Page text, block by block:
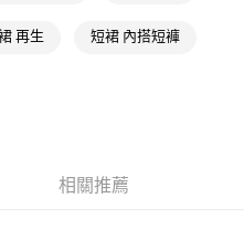
再生 短裙 內搭短褲
相關推薦